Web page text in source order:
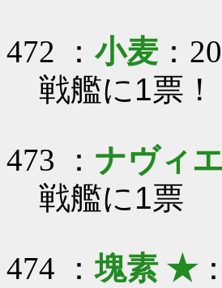
472 ：小麦 ：
戦艦に1票！
473 ： ナヴィエ
戦艦に1票
474 ：塊素 ★